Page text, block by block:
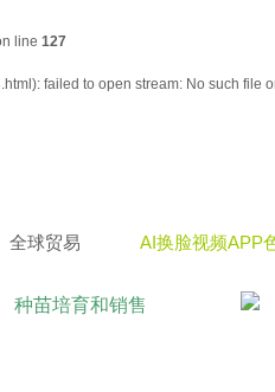
line 127
failed to open stream: No such file
全球贸易 AI换脸视频APP
种苗培育和销售